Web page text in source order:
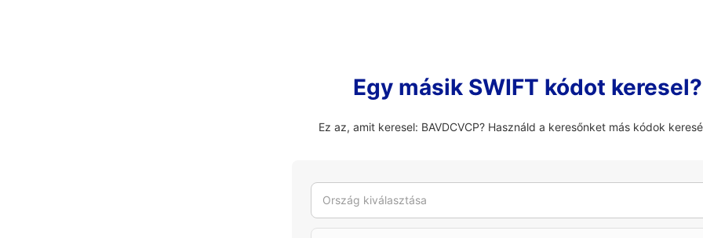
Egy másik SWIFT kódot keresel?
Ez az, amit keresel: BAVDCVCP? Használd a keresőnket más kódok
Ország kiválasztása